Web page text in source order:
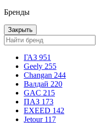
Бренды
Закрыть
ГАЗ 951
Geely 255
Changan 244
Валдай 220
GAC 215
ПАЗ 173
EXEED 142
Jetour 117